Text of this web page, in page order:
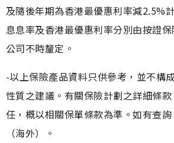
及隨後年期為香港最優惠利率減2.5%
息息率及香港最優惠利率分別由按證
公司不時釐定。
-以上保險產品資料只供參考，並不構
性質之建議。有關保險計劃之詳細條
任，概以相關保單條款為準。如有查
（海外）。